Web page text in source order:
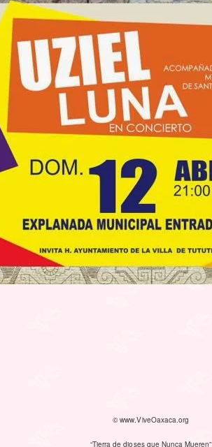
© www.ViveOaxaca.org
“Tierra de dioses que Nunca Mueren”